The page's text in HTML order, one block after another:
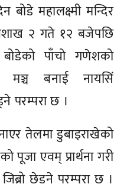
महालक्ष्मी मन्दिर
वैशाख २ गते १२ बजेपछि
बोडेको पाँचो गणेशको
मञ्च बनाई नायसिं
परम्परा छ ।
तेलमा डुबाइराखेको
पूजा एवम् प्रार्थना गरी
छेड्ने परम्परा छ ।